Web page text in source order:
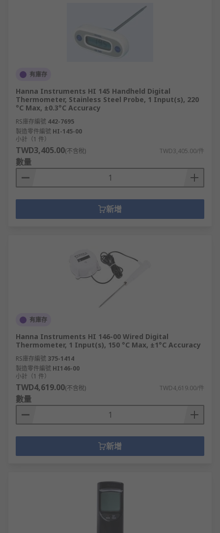
有庫存
Hanna Instruments HI 145 Handheld Digital
Thermometer, Stainless Steel Probe, 1 Input(s), 220
°C Max, ±0.3°C Accuracy
RS庫存編號 442-7695
製造零件編號 HI-145-00
小計（1 件）
TWD3,405.00(不含稅) TWD3,405.00/件
數量
新增
有庫存
Hanna Instruments HI 146-00 Wired Digital
Thermometer, 1 Input(s), 150 °C Max, ±1°C Accuracy
RS庫存編號 375-1414
製造零件編號 HI146-00
小計（1 件）
TWD4,619.00(不含稅) TWD4,619.00/件
數量
新增